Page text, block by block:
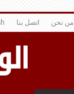
من نحن اتصل بنا